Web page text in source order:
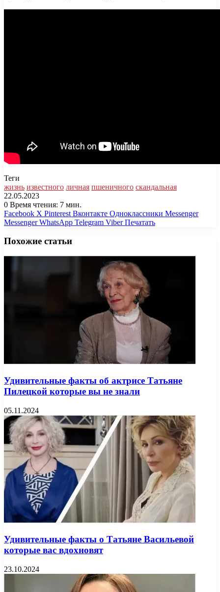
Теги
жизнь известного личная пшеничного скандальная
22.05.2023
0 Время чтения: 7 мин.
Facebook X Pinterest Вконтакте Одноклассники Messenger
Messenger WhatsApp Telegram Viber Печатать
Похожие статьи
Удивительные факты об актрисе Татьяне
Пилецкой которые вы не знали
05.11.2024
Удивительные факты о Татьяне Васильевой
которые вас вдохновят
23.10.2024